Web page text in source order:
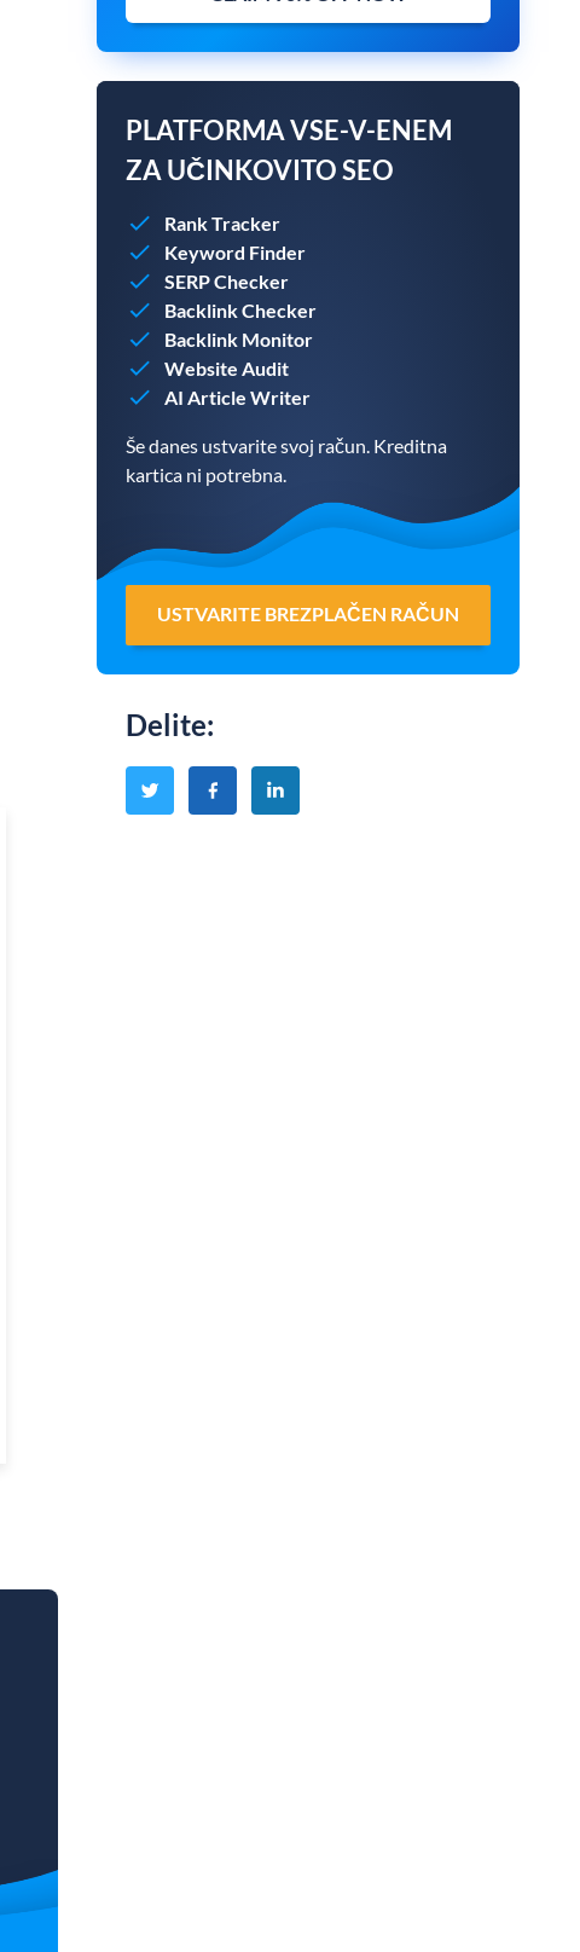
PLATFORMA VSE-V-ENEM
ZA UČINKOVITO SEO
Rank Tracker
Keyword Finder
SERP Checker
Backlink Checker
Backlink Monitor
Website Audit
AI Article Writer
Še danes ustvarite svoj račun. Kreditna
kartica ni potrebna.
USTVARITE BREZPLAČEN RAČUN
Delite: